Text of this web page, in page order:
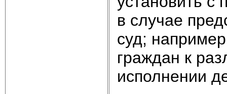
в случае
суд;
граждан к
исполнении